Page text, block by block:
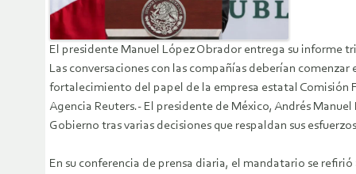
El presidente Manuel López Obrador entrega su informe
Las conversaciones con las compañías deberían
fortalecimiento del papel de la empresa estatal Comisión
Agencia Reuters.- El presidente de México, Andrés
Gobierno tras varias decisiones que respaldan sus
En su conferencia de prensa diaria, el mandatario se